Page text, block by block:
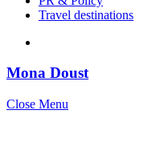
Travel destinations
Mona Doust
Close Menu